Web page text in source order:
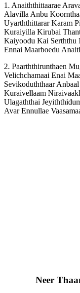
1. Anaiththittaarae
Alavilla Anbu
Uyarththittarar Karam
Kuraiyilla Kirubai
Kaiyoodu Kai Serththu
Ennai Maarboedu
2. Paarththirunthaen
Velichchamaai Enai
Sevikoduththaar
Kuraivellaam
Ulagaththai
Avar Ennullae
Neer